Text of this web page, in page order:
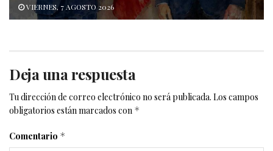
VIERNES, 7 AGOSTO 2026
Deja una respuesta
Tu dirección de correo electrónico no será publicada. Los campos
obligatorios están marcados con *
Comentario *